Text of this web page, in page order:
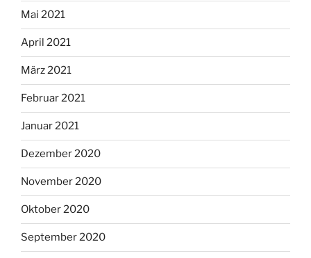
Mai 2021
April 2021
März 2021
Februar 2021
Januar 2021
Dezember 2020
November 2020
Oktober 2020
September 2020